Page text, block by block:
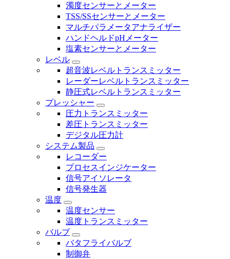
濁度センサーとメーター
TSS/SSセンサーとメーター
マルチパラメータアナライザー
ハンドヘルドpHメーター
塩素センサーとメーター
レベル
超音波レベルトランスミッター
レーダーレベルトランスミッター
静圧式レベルトランスミッター
プレッシャー
圧力トランスミッター
差圧トランスミッター
デジタル圧力計
システム製品
レコーダー
プロセスインジケーター
信号アイソレータ
信号発生器
温度
温度センサー
温度トランスミッター
バルブ
バタフライバルブ
制御弁